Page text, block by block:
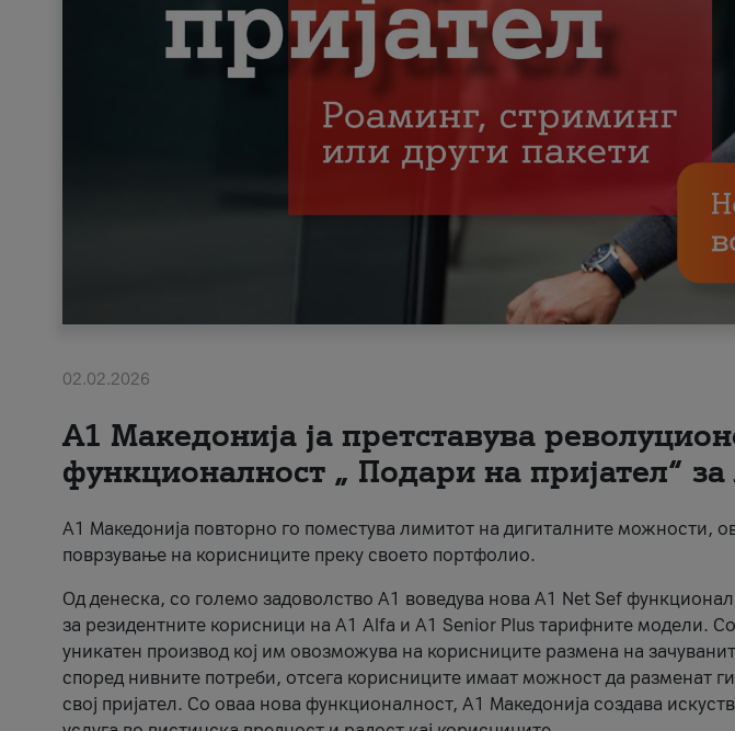
02.02.2026
А1 Македонија ја претставува
функционалност „ Подари на пријател“
А1 Македонија повторно го поместува лимитот на дигиталните можности,
поврзување на корисниците преку своето портфолио.
Од денеска, со големо задоволство А1 воведува нова A1 Net Sef
за резидентните корисници на А1 Alfa и A1 Senior Plus тарифните модели.
уникатен производ кој им овозможува на корисниците размена на
според нивните потреби, отсега корисниците имаат можност да разменат
свој пријател. Со оваа нова функционалност, А1 Македонија создава